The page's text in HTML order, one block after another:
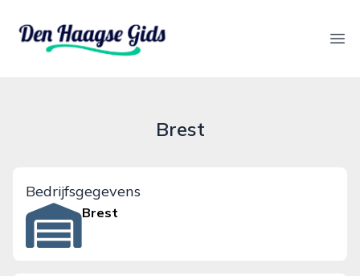
denhaagsegids.nl
Brest
Bedrijfsgegevens
Brest